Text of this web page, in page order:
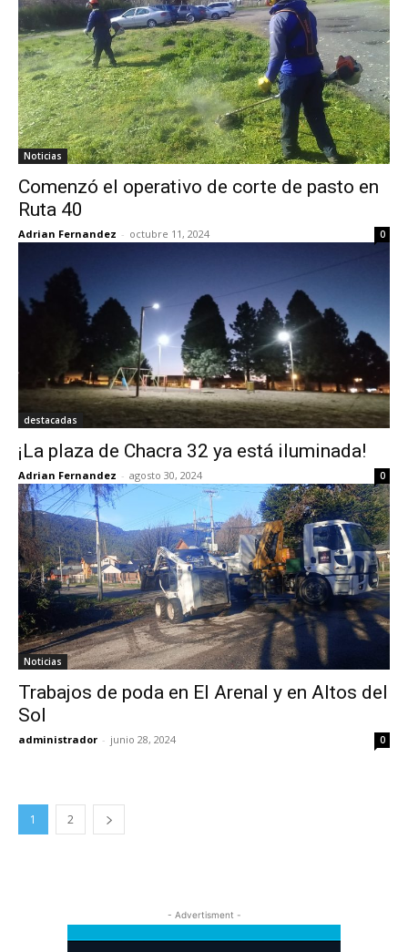
Noticias
Comenzó el operativo de corte de pasto en
Ruta 40
Adrian Fernandez - octubre 11, 2024 0
destacadas
¡La plaza de Chacra 32 ya está iluminada!
Adrian Fernandez - agosto 30, 2024 0
Noticias
Trabajos de poda en El Arenal y en Altos del
Sol
administrador - junio 28, 2024 0
1 2
- Advertisment -